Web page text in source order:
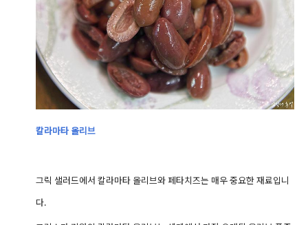
칼라마타 올리브
그릭 샐러드에서 칼라마타 올리브와 페타치즈는 매우 중요한 재료입니
다.